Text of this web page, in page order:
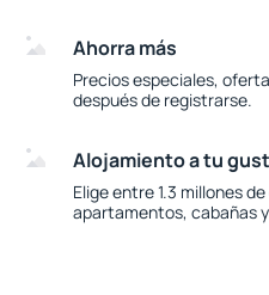
Ahorra más
Precios especiales,
después de registrarse.
Alojamiento a tu
Elige entre 1.3 millones
apartamentos, cabañas